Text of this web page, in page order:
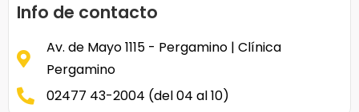
Info de contacto
Av. de Mayo 1115 - Pergamino | Clínica
Pergamino
02477 43-2004 (del 04 al 10)